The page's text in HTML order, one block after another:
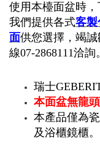
使用本檯面盆時
我們提供各式客製
面供您選擇，竭
線07-2868111洽詢。
瑞士
本面盆無龍
本產品僅為
及浴櫃鏡櫃。